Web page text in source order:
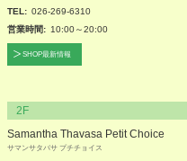
TEL
026-269-6310
営業時間
10:00～20:00
SHOP最新情報
2F
Samantha Thavasa Petit Choice
サマンサタバサ プチチョイス